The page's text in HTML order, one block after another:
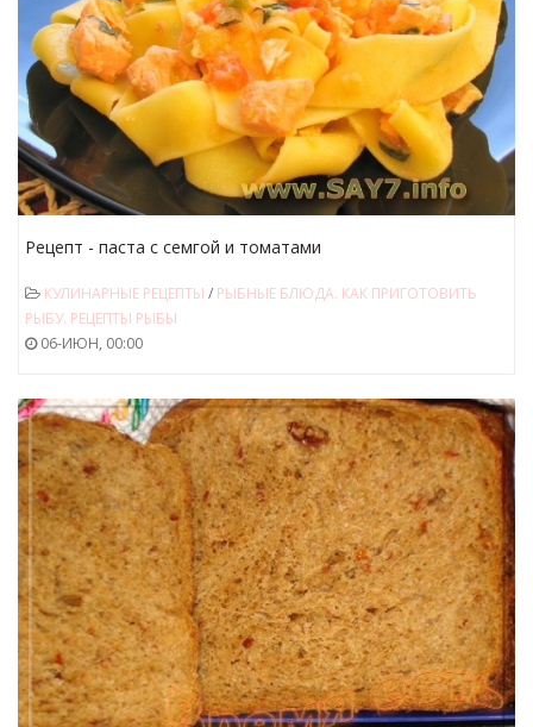
Рецепт - паста с семгой и томатами
КУЛИНАРНЫЕ РЕЦЕПТЫ / РЫБНЫЕ БЛЮДА. КАК ПРИГОТОВИТЬ
РЫБУ. РЕЦЕПТЫ РЫБЫ
06-ИЮН, 00:00